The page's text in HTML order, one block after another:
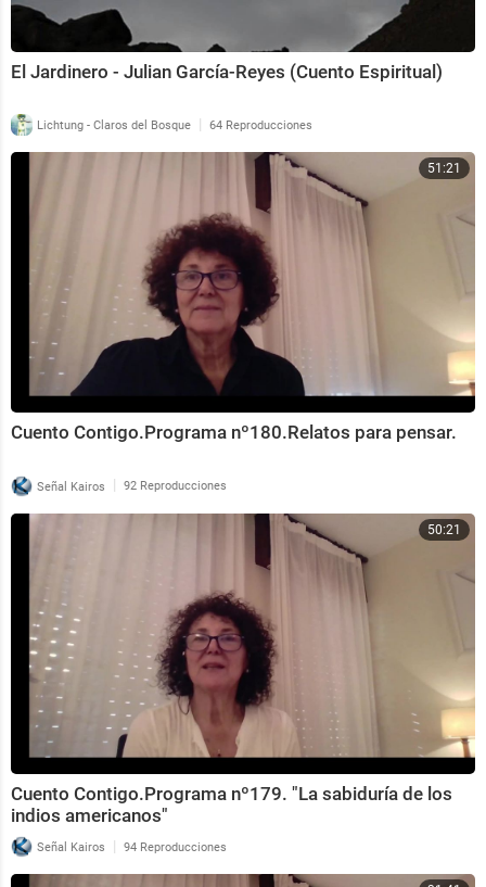
El Jardinero - Julian García-Reyes (Cuento Espiritual)
Lichtung - Claros del Bosque | 64 Reproducciones
51:21
Cuento Contigo.Programa nº180.Relatos para pensar.
Señal Kairos | 92 Reproducciones
50:21
Cuento Contigo.Programa nº179. "La sabiduría de los
indios americanos"
Señal Kairos | 94 Reproducciones